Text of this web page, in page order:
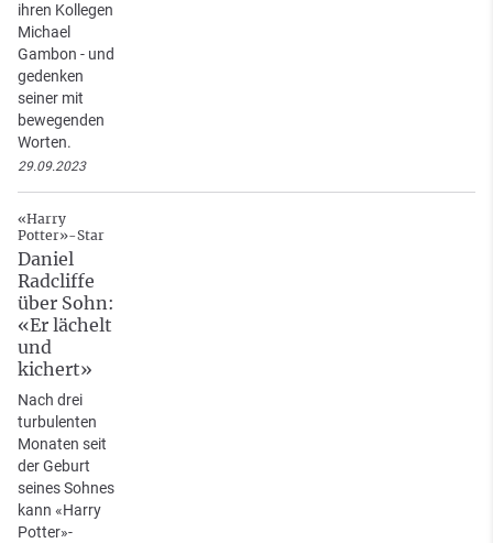
ihren Kollegen
Michael
Gambon - und
gedenken
seiner mit
bewegenden
Worten.
29.09.2023
«Harry
Potter»-Star
Daniel
Radcliffe
über Sohn:
«Er lächelt
und
kichert»
Nach drei
turbulenten
Monaten seit
der Geburt
seines Sohnes
kann «Harry
Potter»-